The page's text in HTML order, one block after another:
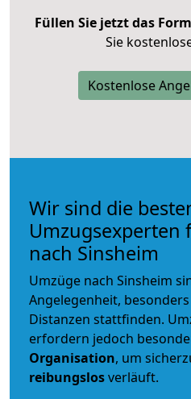
Füllen Sie jetzt das
Sie
Kostenlose
Wir sind die
Umzugsexperten
nach Sinsheim
Umzüge nach Sinsheim
Angelegenheit,
Distanzen stattfinden.
erfordern jedoch
Organisation, um
reibungslosverläuft.